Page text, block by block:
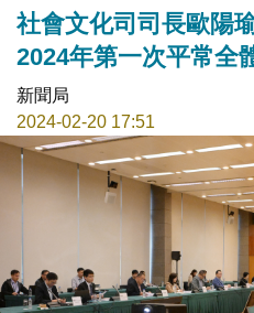
社會文化司司長歐陽
2024年第一次平常全
新聞局
2024-02-20 17:51